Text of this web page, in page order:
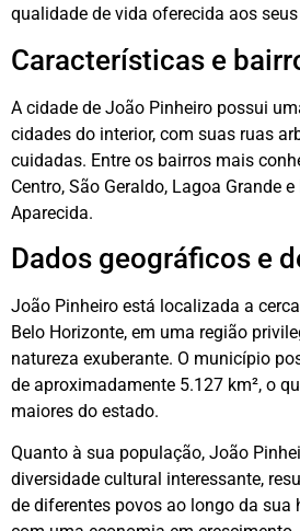
qualidade de vida oferecida aos
Características e
A cidade de João Pinheiro possui
cidades do interior, com suas ruas
cuidadas. Entre os bairros mais
Centro, São Geraldo, Lagoa Grande
Aparecida.
Dados geográficos e
João Pinheiro está localizada a
Belo Horizonte, em uma região
natureza exuberante. O município
de aproximadamente 5.127 km², o
maiores do estado.
Quanto à sua população, João
diversidade cultural interessante,
de diferentes povos ao longo da sua